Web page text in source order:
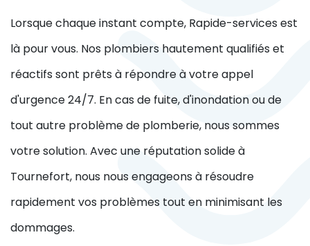
Lorsque chaque instant compte, Rapide-services est
là pour vous. Nos plombiers hautement qualifiés et
réactifs sont prêts à répondre à votre appel
d'urgence 24/7. En cas de fuite, d'inondation ou de
tout autre problème de plomberie, nous sommes
votre solution. Avec une réputation solide à
Tournefort, nous nous engageons à résoudre
rapidement vos problèmes tout en minimisant les
dommages.